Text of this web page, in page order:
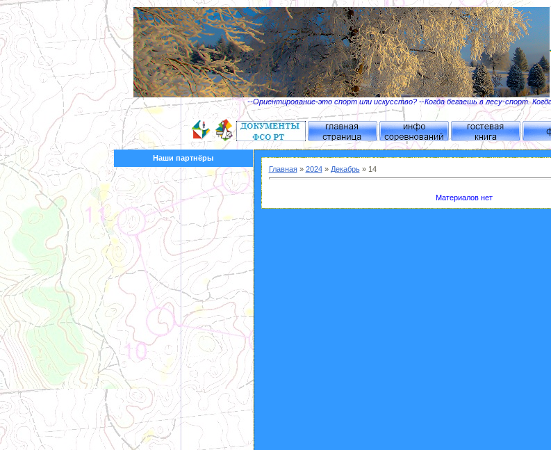
--Ориентирование-это спорт или искусство? --Когда бегаешь в лесу-спорт.
Наши партнёры
Главная» 2024 » Декабрь » 14
Материалов нет